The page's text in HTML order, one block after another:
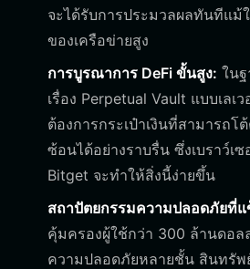
จะได้รับการประมวลผลทันทีแ
ของเครือข่ายสูง
การบูรณาการ DeFi ขั้นสูง: ใน
เรื่อง Perpetual Vault แบบเลเ
ต้องการกระเป๋าเงินที่สามารถ
ซ้อนได้อย่างราบรื่น ซึ่งเบราว์เ
Bitget จะทำให้สิ่งนี้ง่ายขึ้น
สถาปัตยกรรมความปลอดภัยที่แ
คุ้มครองผู้ใช้กว่า 300 ล้านดอล
ความปลอดภัยหลายชั้น สินทรัพ